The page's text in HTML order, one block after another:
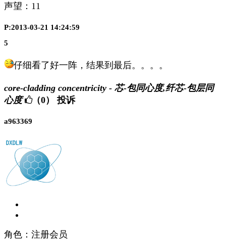
声望： 11
P:2013-03-21 14:24:59
5
仔细看了好一阵，结果到最后。。。。
core-cladding concentricity - 芯-包同心度,纤芯-包层同
心度
（0） 投诉
a963369
角色：注册会员